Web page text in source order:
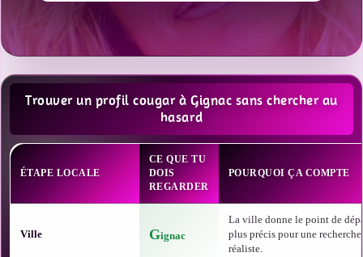
Trouver un profil cougar à Gignac sans chercher au
hasard
ÉTAPE LOCALE
CE QUE TU
DOIS
REGARDER
POURQUOI ÇA COMPTE
Ville Gignac
La ville donne le point de
plus précis pour une
réaliste.